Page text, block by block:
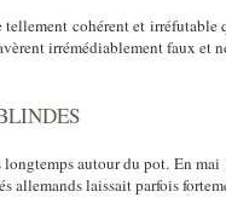
cohérent et
irrémédiablement faux et
autour du pot. En
allemands laissait parfois